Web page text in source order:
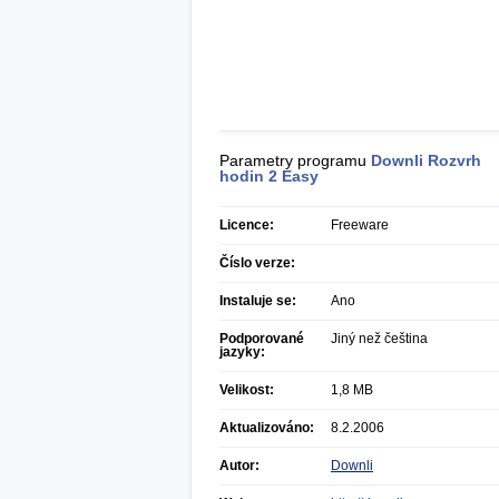
Parametry programu Downli Rozvrh
hodin 2 Easy
Licence: Freeware
Číslo verze:
Instaluje se: Ano
Podporované
jazyky:
Jiný než čeština
Velikost: 1,8 MB
Aktualizováno: 8.2.2006
Autor: Downli